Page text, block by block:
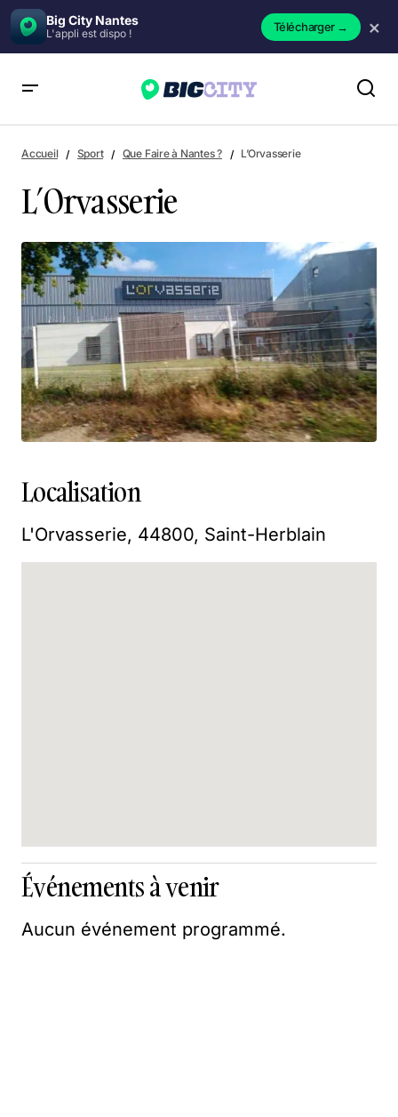
Big City Nantes
L'appli est dispo ! Télécharger→ ×
Accueil Sport Que Faire à Nantes ? L’Orvasserie
L’Orvasserie
Localisation
L'Orvasserie, 44800, Saint-Herblain
Événements à venir
Aucun événement programmé.